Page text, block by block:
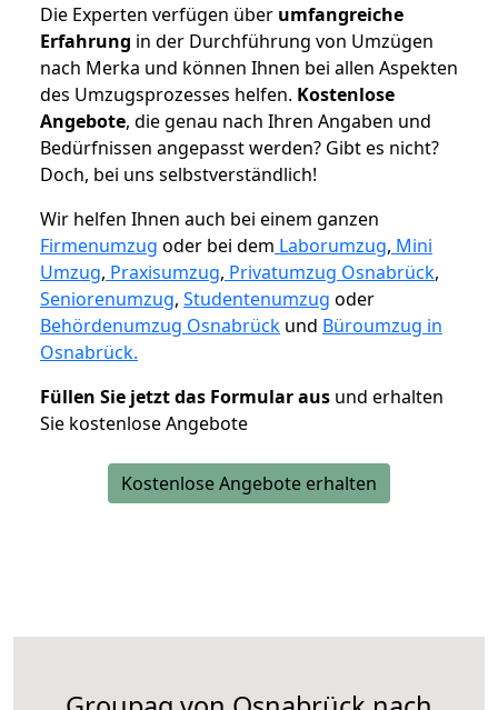
Die Experten verfügen über umfangreiche
Erfahrung in der Durchführung von Umzügen
nach Merka und können Ihnen bei allen Aspekten
des Umzugsprozesses helfen. Kostenlose
Angebote, die genau nach Ihren Angaben und
Bedürfnissen angepasst werden? Gibt es nicht?
Doch, bei uns selbstverständlich!
Wir helfen Ihnen auch bei einem ganzen
Firmenumzug oder bei dem Laborumzug, Mini
Umzug, Praxisumzug, Privatumzug Osnabrück,
Seniorenumzug, Studentenumzug oder
Behördenumzug Osnabrück und Büroumzug in
Osnabrück.
Füllen Sie jetzt das Formular aus und erhalten
Sie kostenlose Angebote
Kostenlose Angebote erhalten